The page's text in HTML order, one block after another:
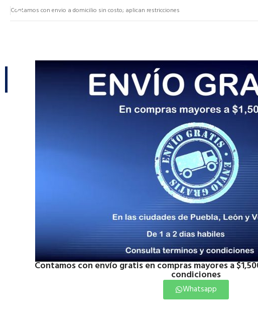
Contamos con envío gratis en compras mayores a
condiciones
Whatsapp
Contamos con envio a domicilio sin costo; aplican restricciones
NUESTRAS CATEGORÍAS
CATEGORÍAS